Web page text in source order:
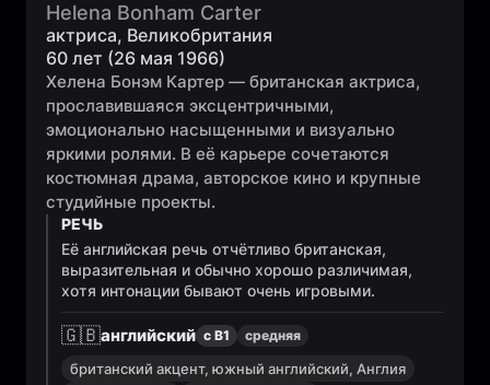
Helena Bonham Carter
актриса, Великобритания
60 лет (26 мая 1966)
Хелена Бонэм Картер — британская актриса,
прославившаяся эксцентричными,
эмоционально насыщенными и визуально
яркими ролями. В её карьере сочетаются
костюмная драма, авторское кино и крупные
студийные проекты.
РЕЧЬ
Её английская речь отчётливо британская,
выразительная и обычно хорошо различимая,
хотя интонации бывают очень игровыми.
🇬🇧английский с B1 средняя
британский акцент, южный английский, Англия